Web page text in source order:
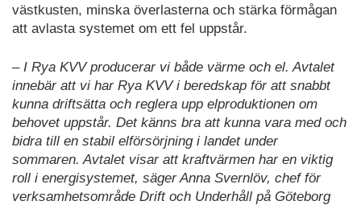
västkusten, minska överlasterna och stärka förmågan
att avlasta systemet om ett fel uppstår.
– I Rya KVV producerar vi både värme och el. Avtalet
innebär att vi har Rya KVV i beredskap för att snabbt
kunna driftsätta och reglera upp elproduktionen om
behovet uppstår. Det känns bra att kunna vara med och
bidra till en stabil elförsörjning i landet under
sommaren. Avtalet visar att kraftvärmen har en viktig
roll i energisystemet, säger Anna Svernlöv, chef för
verksamhetsområde Drift och Underhåll på Göteborg